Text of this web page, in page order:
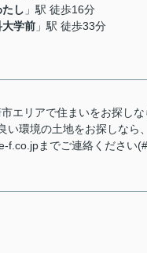
し 」駅 徒歩16分
学前 」駅 徒歩33分
エリアで住まいをお探
い環境の土地をお探しな
f.co.jpまでご連絡ください